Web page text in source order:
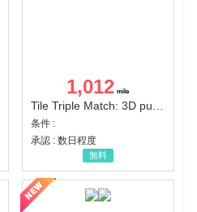
1,012
Tile Triple Match: 3D puzzle
条件 :
承認 : 数日程度
無料